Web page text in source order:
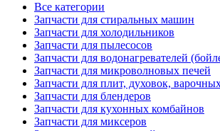
Все категории
Запчасти для стиральных машин
Запчасти для холодильников
Запчасти для пылесосов
Запчасти для водонагревателей
Запчасти для микроволновых печей
Запчасти для плит, духовок,
Запчасти для блендеров
Запчасти для кухонных комбайнов
Запчасти для миксеров